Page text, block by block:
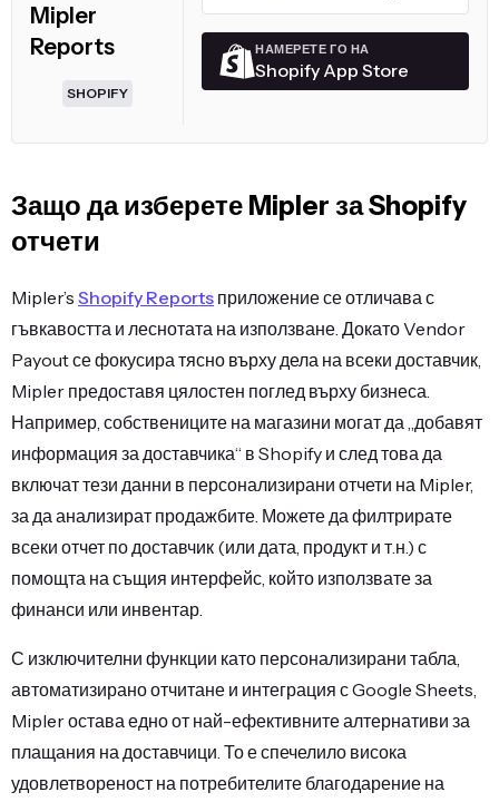
Mipler
Reports
SHOPIFY
НАМЕРЕТЕ ГО НА
Shopify App Store
Защо да изберете Mipler за Shopify
отчети
Mipler’s Shopify Reports приложение се отличава с
гъвкавостта и леснотата на използване. Докато Vendor
Payout се фокусира тясно върху дела на всеки доставчик,
Mipler предоставя цялостен поглед върху бизнеса.
Например, собствениците на магазини могат да „добавят
информация за доставчика“ в Shopify и след това да
включат тези данни в персонализирани отчети на Mipler,
за да анализират продажбите. Можете да филтрирате
всеки отчет по доставчик (или дата, продукт и т.н.) с
помощта на същия интерфейс, който използвате за
финанси или инвентар.
С изключителни функции като персонализирани табла,
автоматизирано отчитане и интеграция с Google Sheets,
Mipler остава едно от най-ефективните алтернативи за
плащания на доставчици. То е спечелило висока
удовлетвореност на потребителите благодарение на